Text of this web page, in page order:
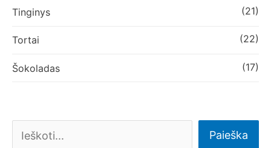
Tinginys (21)
Tortai (22)
Šokoladas (17)
Paieška